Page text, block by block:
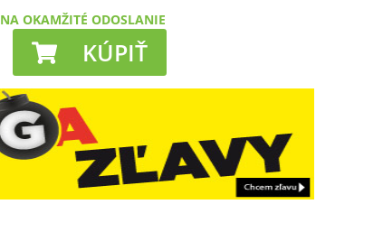
NA OKAMŽITÉ ODOSLANIE
KÚPIŤ